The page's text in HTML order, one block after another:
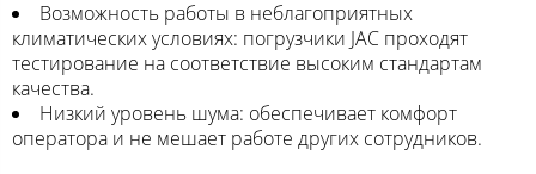
Возможность работы в неблагоприятных
климатических условиях: погрузчики JAC проходят
тестирование на соответствие высоким стандартам
качества.
Низкий уровень шума: обеспечивает комфорт
оператора и не мешает работе других сотрудников.